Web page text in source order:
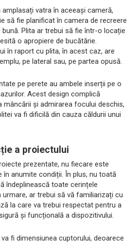
vatra în aceeași cameră,
să fie planificat în camera de recreere
Plita ar trebui să fie într-o locație
o apropiere de bucătărie.
în raport cu plita, în acest caz, are
pe lateral sau, pe partea opusă.
pe perete au ambele inserții pe o
Acest design complică
mâncării și admirarea focului deschis,
va fi dificilă din cauza căldurii unui
a proiectului
prezentate, nu fiecare este
în anumite condiții. În plus, nu toată
îndeplinească toate cerințele
urmare, ar trebui să vă familiarizați cu
la care va trebui respectat pentru a
și funcțională a dispozitivului.
fi dimensiunea cuptorului, deoarece